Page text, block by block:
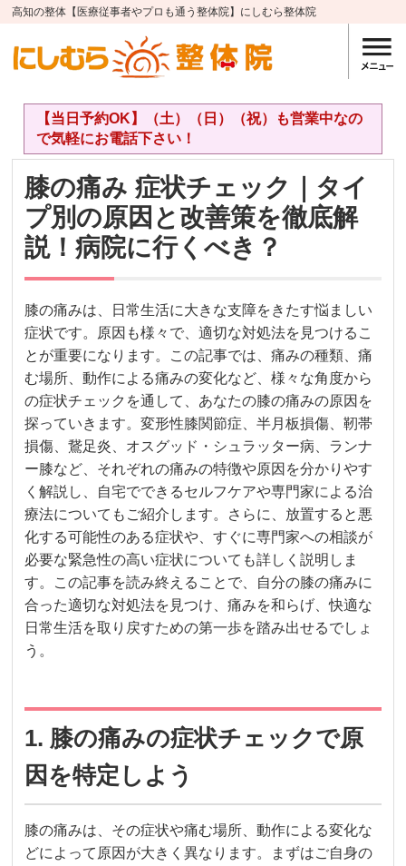
高知の整体【医療従事者やプロも通う整体院】にしむら整体院
【当日予約OK】（土）（日）（祝）も営業中なの
で気軽にお電話下さい！
膝の痛み 症状チェック｜タイ
プ別の原因と改善策を徹底解
説！病院に行くべき？
膝の痛みは、日常生活に大きな支障をきたす悩ましい
症状です。原因も様々で、適切な対処法を見つけるこ
とが重要になります。この記事では、痛みの種類、痛
む場所、動作による痛みの変化など、様々な角度から
の症状チェックを通して、あなたの膝の痛みの原因を
探っていきます。変形性膝関節症、半月板損傷、靭帯
損傷、鵞足炎、オスグッド・シュラッター病、ランナ
ー膝など、それぞれの痛みの特徴や原因を分かりやす
く解説し、自宅でできるセルフケアや専門家による治
療法についてもご紹介します。さらに、放置すると悪
化する可能性のある症状や、すぐに専門家への相談が
必要な緊急性の高い症状についても詳しく説明しま
す。この記事を読み終えることで、自分の膝の痛みに
合った適切な対処法を見つけ、痛みを和らげ、快適な
日常生活を取り戻すための第一歩を踏み出せるでしょ
う。
1. 膝の痛みの症状チェックで原
因を特定しよう
膝の痛みは、その症状や痛む場所、動作による変化な
どによって原因が大きく異なります。まずはご自身の